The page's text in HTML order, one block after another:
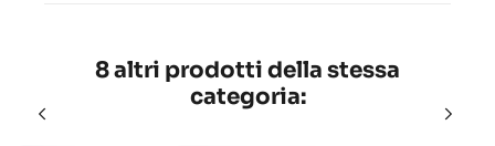
8 altri prodotti della stessa
categoria: